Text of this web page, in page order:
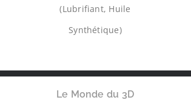
(Lubrifiant, Huile
Synthétique)
Le Monde du 3D